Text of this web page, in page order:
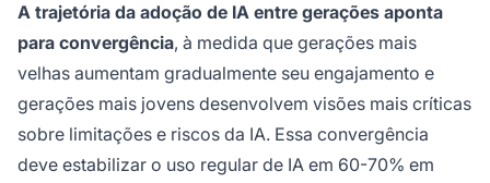
A trajetória da adoção de IA entre gerações aponta
para convergência, à medida que gerações mais
velhas aumentam gradualmente seu engajamento e
gerações mais jovens desenvolvem visões mais críticas
sobre limitações e riscos da IA. Essa convergência
deve estabilizar o uso regular de IA em 60-70% em